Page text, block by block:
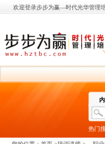
欢迎登录步步为赢—时代光华管理
热门